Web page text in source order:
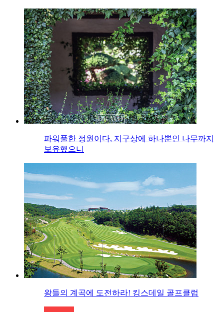
파워풀한 정원이다, 지구상에 하나뿐인 나무까지
보유했으니
왕들의 계곡에 도전하라! 킹스데일 골프클럽